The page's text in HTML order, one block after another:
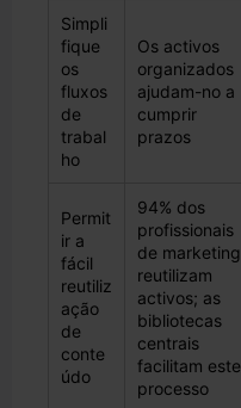
Simpli
fique
os
fluxos
de
trabal
ho
Os activos
organizados
ajudam-no a
cumprir
prazos
Permit
ir a
fácil
reutiliz
ação
de
conte
údo
94% dos
profissionais
de marketing
reutilizam
activos; as
bibliotecas
centrais
facilitam este
processo